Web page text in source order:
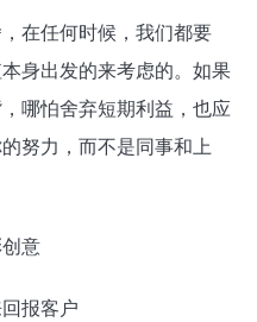
在任何时候，我们都要
身出发的来考虑的。如果
哪怕舍弃短期利益，也应
努力，而不是同事和上
意
报客户